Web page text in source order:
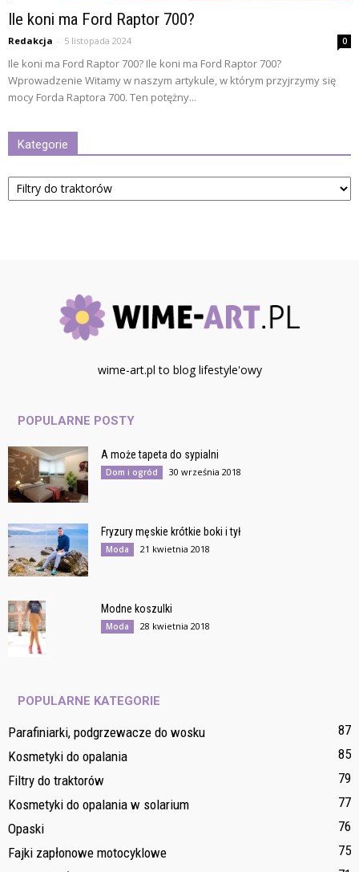
Ile koni ma Ford Raptor 700?
Redakcja - 5 listopada 2024 0
Ile koni ma Ford Raptor 700? Ile koni ma Ford Raptor 700?
Wprowadzenie Witamy w naszym artykule, w którym przyjrzymy się
mocy Forda Raptora 700. Ten potężny...
Kategorie
Kategorie
wime-art.pl to blog lifestyle'owy
POPULARNE POSTY
A może tapeta do sypialni
Dom i ogród 30 września 2018
Fryzury męskie krótkie boki i tył
Moda 21 kwietnia 2018
Modne koszulki
Moda 28 kwietnia 2018
POPULARNE KATEGORIE
Parafiniarki, podgrzewacze do wosku
87
Kosmetyki do opalania
85
Filtry do traktorów
79
Kosmetyki do opalania w solarium
77
Opaski
76
Fajki zapłonowe motocyklowe
75